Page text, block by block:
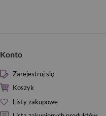
Konto
Zarejestruj się
Koszyk
Listy zakupowe